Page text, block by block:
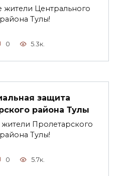
жители Центрального
района Тулы!
0 5.3к.
защита
района Тулы
Пролетарского
района Тулы!
0 5.7к.